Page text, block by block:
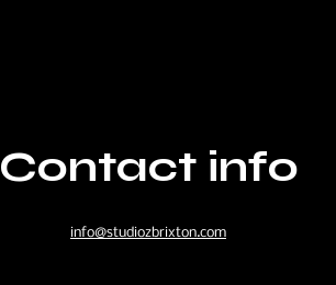
Contact info
info@studiozbrixton.com